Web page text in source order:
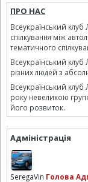
ПРО НАС
Всеукраїнський
спілкування між
тематичного
Всеукраїнський
різних людей з
Всеукраїнський
року невеликою
його розвиток.
Адміністрація
SeregaVin Голова